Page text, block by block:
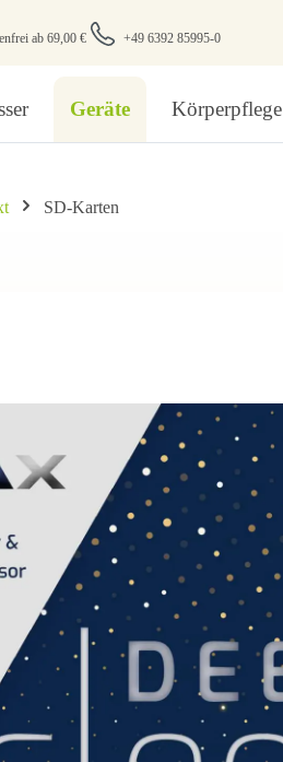
ab 69,00 € +49 6392 85995-0
Geräte Körperpflege
SD-Karten